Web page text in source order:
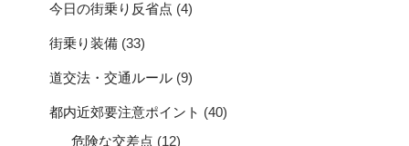
今日の街乗り反省点 (4)
街乗り装備 (33)
道交法・交通ルール (9)
都内近郊要注意ポイント (40)
危険な交差点 (12)